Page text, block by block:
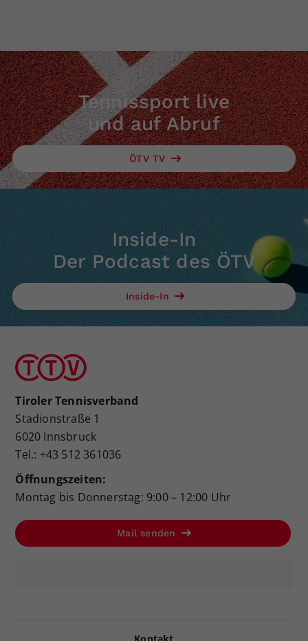
Tennissport live
und auf Abruf
ÖTV TV
Inside-In
Der Podcast des ÖTV
Inside-In
Tiroler Tennisverband
Stadionstraße 1
6020 Innsbruck
Tel.: +43 512 361036
Öffnungszeiten:
Montag bis Donnerstag: 9:00 – 12:00 Uhr
Mail senden